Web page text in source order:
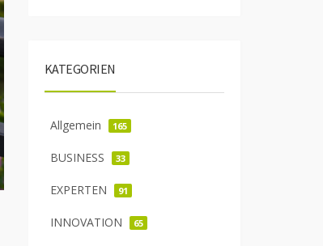
KATEGORIEN
Allgemein 165
BUSINESS 33
EXPERTEN 91
INNOVATION 65